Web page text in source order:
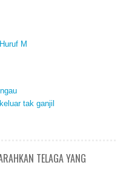
M
tak ganjil
TELAGA YANG